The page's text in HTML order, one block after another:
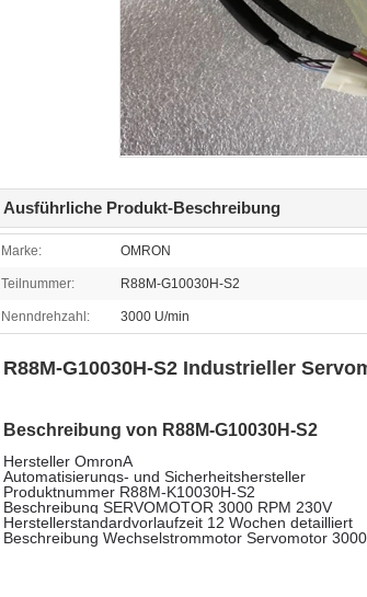
Ausführliche Produkt-Beschreibung
Marke: OMRON
Teilnummer: R88M-G10030H-S2
Nenndrehzahl: 3000 U/min
R88M-G10030H-S2 Industrieller
Beschreibung von R88M-G10030H-S2
Hersteller OmronA
Automatisierungs- und Sicherheitshersteller
Produktnummer R88M-K10030H-S2
Beschreibung SERVOMOTOR 3000 RPM 230V
Herstellerstandardvorlaufzeit 12 Wochen detailliert
Beschreibung Wechselstrommotor Servomotor